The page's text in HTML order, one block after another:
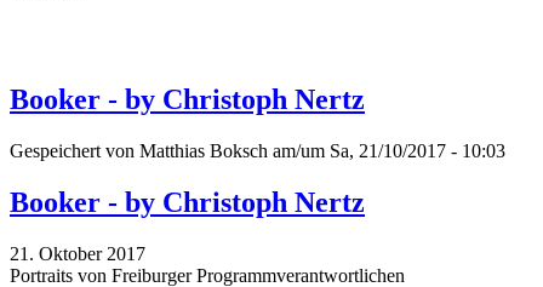
Booker - by Christoph Nertz
Gespeichert von Matthias Boksch am/um Sa, 21/10/2017 - 10:03
Booker - by Christoph Nertz
21. Oktober 2017
Portraits von Freiburger Programmverantwortlichen